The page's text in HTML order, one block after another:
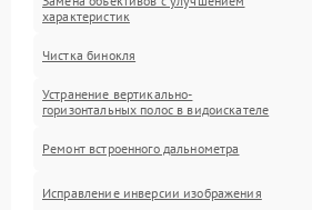
характеристик
Чистка бинокля
Устранение вертикально-
горизонтальных полос в видоискателе
Ремонт встроенного дальнометра
Исправление инверсии изображения